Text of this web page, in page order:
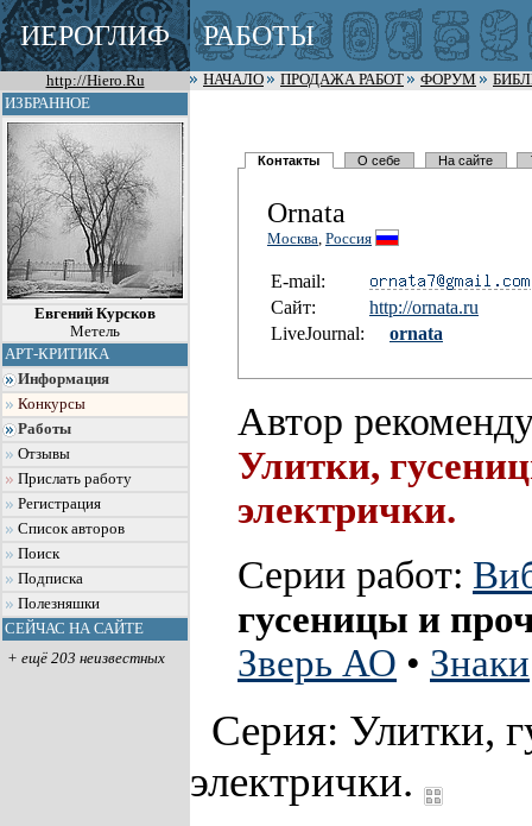
ИЕРОГЛИФ РАБОТЫ
http://Hiero.Ru НАЧАЛО ПРОДАЖА РАБОТ ФОРУМ
ИЗБРАННОЕ
Евгений Курсков
Метель
АРТ-КРИТИКА
Информация
Конкурсы
Работы
Отзывы
Прислать работу
Регистрация
Список авторов
Поиск
Подписка
Полезняшки
СЕЙЧАС НА САЙТЕ
+ ещё 203 неизвестных
Контакты О себе На сайте
Ornata
Москва, Россия
E-mail:
Сайт:
http://ornata.ru
LiveJournal:
ornata
Автор
Улитки,
электрички.
Серии работ:
гусеницы и
Зверь АО • Знаки
Серия: Улитки,
электрички.